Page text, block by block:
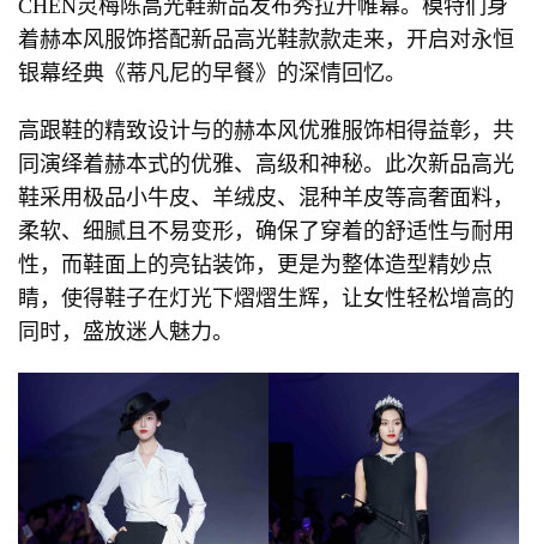
CHEN灵梅陈高光鞋新品发布秀拉开帷幕。模特们身
着赫本风服饰搭配新品高光鞋款款走来，开启对永恒
银幕经典《蒂凡尼的早餐》的深情回忆。
高跟鞋的精致设计与的赫本风优雅服饰相得益彰，共
同演绎着赫本式的优雅、高级和神秘。此次新品高光
鞋采用极品小牛皮、羊绒皮、混种羊皮等高奢面料，
柔软、细腻且不易变形，确保了穿着的舒适性与耐用
性，而鞋面上的亮钻装饰，更是为整体造型精妙点
睛，使得鞋子在灯光下熠熠生辉，让女性轻松增高的
同时，盛放迷人魅力。